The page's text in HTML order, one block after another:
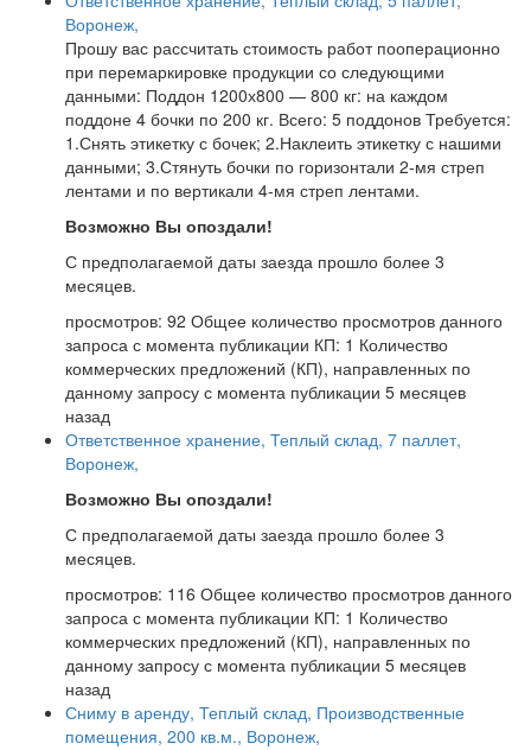
Воронеж,
Прошу вас рассчитать стоимость работ пооперационно
при перемаркировке продукции со следующими
данными: Поддон 1200х800 — 800 кг: на каждом
поддоне 4 бочки по 200 кг. Всего: 5 поддонов Требуется:
1.Снять этикетку с бочек; 2.Наклеить этикетку с нашими
данными; 3.Стянуть бочки по горизонтали 2-мя стреп
лентами и по вертикали 4-мя стреп лентами.
Возможно Вы опоздали!
С предполагаемой даты заезда прошло более 3
месяцев.
просмотров: 92 Общее количество просмотров данного
запроса с момента публикации КП: 1 Количество
коммерческих предложений (КП), направленных по
данному запросу с момента публикации 5 месяцев
назад
Ответственное хранение, Теплый склад, 7 паллет,
Воронеж,
Возможно Вы опоздали!
С предполагаемой даты заезда прошло более 3
месяцев.
просмотров: 116 Общее количество просмотров данного
запроса с момента публикации КП: 1 Количество
коммерческих предложений (КП), направленных по
данному запросу с момента публикации 5 месяцев
назад
Сниму в аренду, Теплый склад, Производственные
помещения, 200 кв.м., Воронеж,